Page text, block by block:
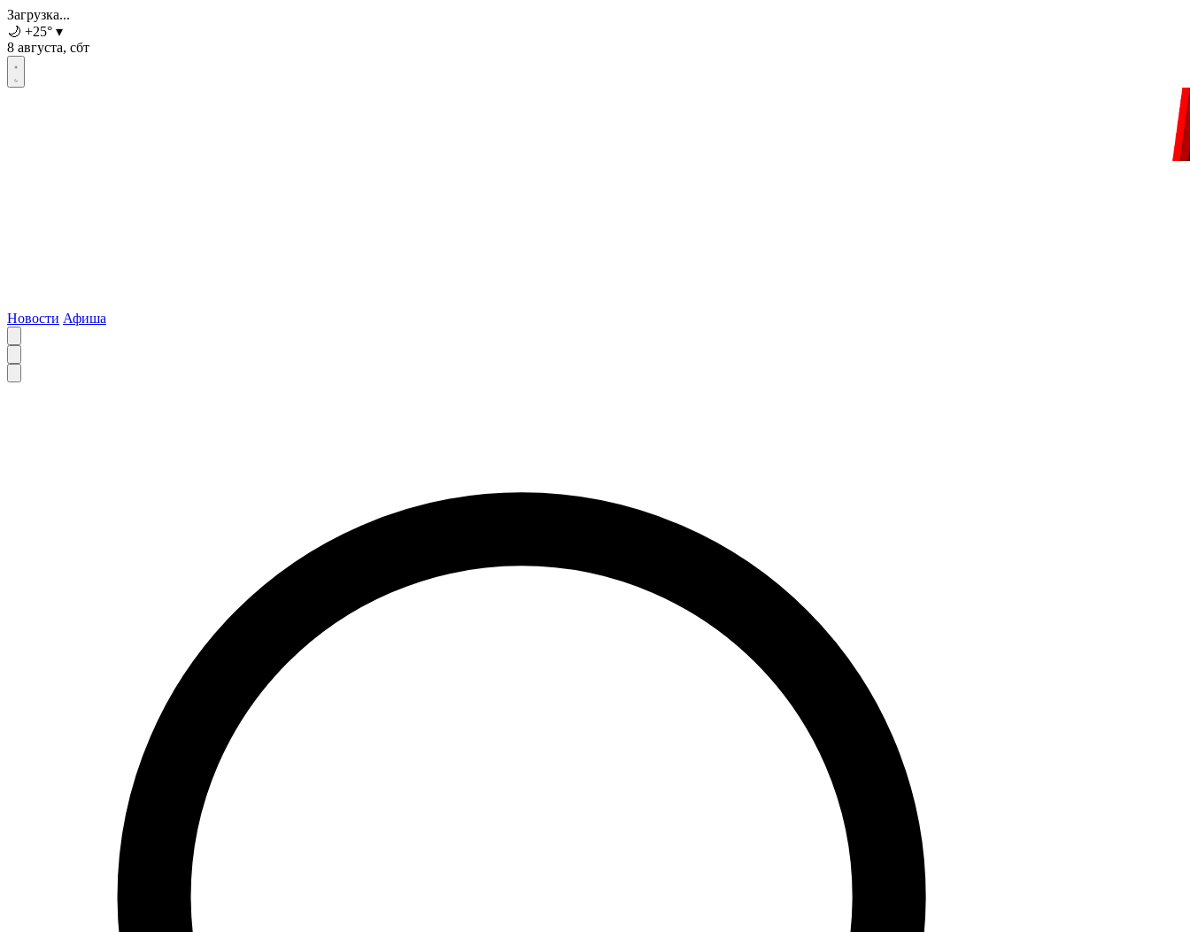
Загрузка...
🌙 +25° ▾
8 августа, сбт
Новости Афиша